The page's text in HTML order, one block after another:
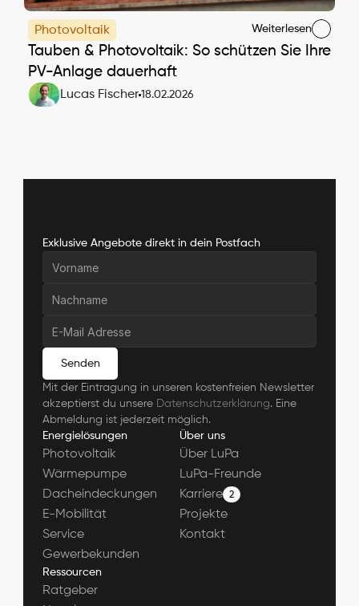
Photovoltaik Weiterlesen
Tauben & Photovoltaik: So schützen Sie Ihre
PV-Anlage dauerhaft
Lucas Fischer 18.02.2026
Energielösungen
Photovoltaik
Wärmepumpe
Dacheindeckungen
E-Mobilität
Service
Gewerbekunden
Über uns
Über LuPa
LuPa-Freunde
Karriere
2
Projekte
Kontakt
Ressourcen
Ratgeber
Exklusive Angebote direkt in dein Postfach
Senden
Mit der Eintragung in unseren kostenfreien Newsletter
akzeptierst du unsere Datenschutzerklärung. Eine
Abmeldung ist jederzeit möglich.